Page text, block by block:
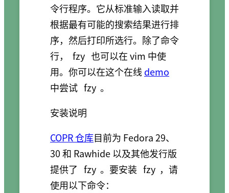
令行程序。它从标准输入读取并
根据最有可能的搜索结果进行排
序，然后打印所选行。除了命令
行，
fzy 也可以在 vim 中使
用。你可以在这个在线demo
中尝试 fzy 。
安装说明
COPR 仓库目前为 Fedora 29、
30 和 Rawhide 以及其他发行版
提供了 fzy 。要安装 fzy ，请
使用以下命令：